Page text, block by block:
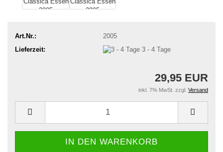
Art.Nr.:
2005
Lieferzeit:
3 - 4 Tage
29,95 EUR
inkl. 7% MwSt. zzgl. Versand